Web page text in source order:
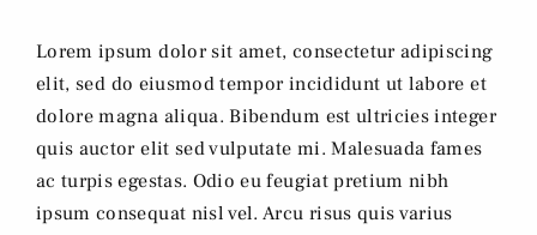
Lorem ipsum dolor sit amet, consectetur adipiscing
elit, sed do eiusmod tempor incididunt ut labore et
dolore magna aliqua. Bibendum est ultricies integer
quis auctor elit sed vulputate mi. Malesuada fames
ac turpis egestas. Odio eu feugiat pretium nibh
ipsum consequat nisl vel. Arcu risus quis varius